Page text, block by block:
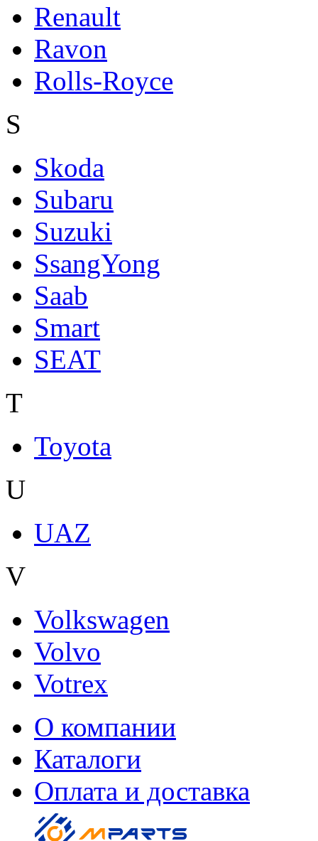
Renault
Ravon
Rolls-Royce
S
Skoda
Subaru
Suzuki
SsangYong
Saab
Smart
SEAT
T
Toyota
U
UAZ
V
Volkswagen
Volvo
Votrex
О компании
Каталоги
Оплата и доставка